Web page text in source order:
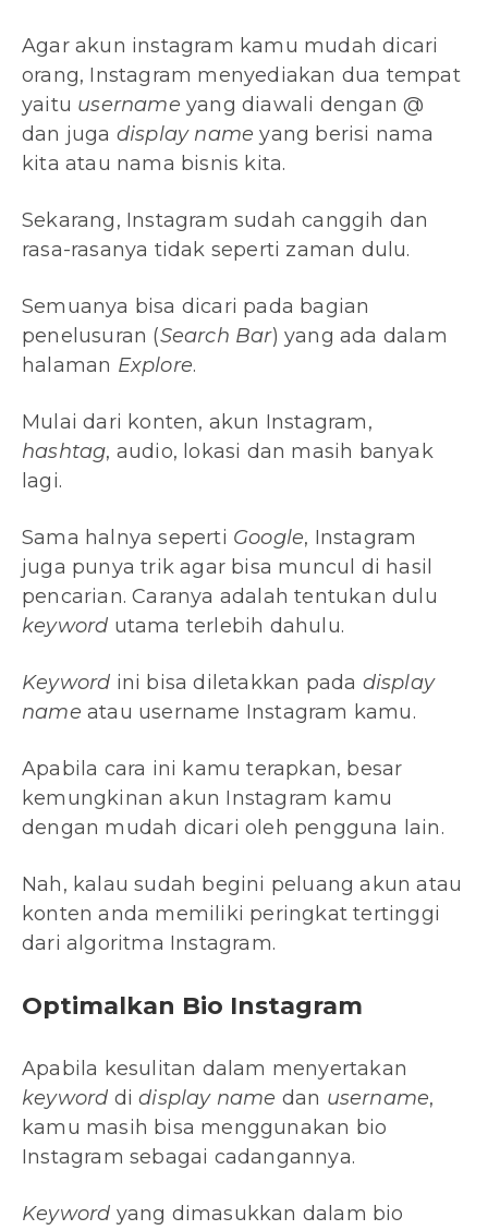
Agar akun instagram kamu mudah dicari
orang, Instagram menyediakan dua tempat
yaitu username yang diawali dengan @
dan juga display name yang berisi nama
kita atau nama bisnis kita.
Sekarang, Instagram sudah canggih dan
rasa-rasanya tidak seperti zaman dulu.
Semuanya bisa dicari pada bagian
penelusuran (Search Bar) yang ada dalam
halaman Explore.
Mulai dari konten, akun Instagram,
hashtag, audio, lokasi dan masih banyak
lagi.
Sama halnya seperti Google, Instagram
juga punya trik agar bisa muncul di hasil
pencarian. Caranya adalah tentukan dulu
keyword utama terlebih dahulu.
Keyword ini bisa diletakkan pada display
name atau username Instagram kamu.
Apabila cara ini kamu terapkan, besar
kemungkinan akun Instagram kamu
dengan mudah dicari oleh pengguna lain.
Nah, kalau sudah begini peluang akun atau
konten anda memiliki peringkat tertinggi
dari algoritma Instagram.
Optimalkan Bio Instagram
Apabila kesulitan dalam menyertakan
keyword didisplay name dan username,
kamu masih bisa menggunakan bio
Instagram sebagai cadangannya.
Keyword yang dimasukkan dalam bio